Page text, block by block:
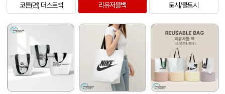
코튼(면) 더스트백 리유저블백 토시/쿨토시